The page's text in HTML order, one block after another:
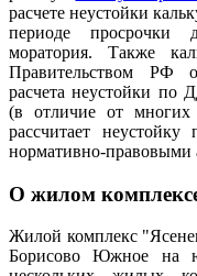
расчете неустойки
периоде просрочки
моратория. Также
Правительством РФ
расчета неустойки по
(в отличие от многих
рассчитает
нормативно-правовыми
О жилом
Жилой комплекс
Борисово Южное на